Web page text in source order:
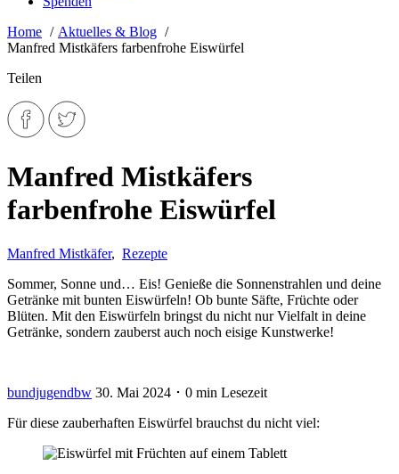
Home
Aktuelles & Blog
Manfred Mistkäfers farbenfrohe Eiswürfel
Teilen
Manfred Mistkäfers
farbenfrohe Eiswürfel
Manfred Mistkäfer, Rezepte
Sommer, Sonne und… Eis! Genieße die Sonnenstrahlen und deine
Getränke mit bunten Eiswürfeln! Ob bunte Säfte, Früchte oder
Blüten. Mit den Eiswürfeln bringst du nicht nur Vielfalt in deine
Getränke, sondern zauberst auch noch eisige Kunstwerke!
bundjugendbw 30. Mai 2024 ･ 0 min Lesezeit
Für diese zauberhaften Eiswürfel brauchst du nicht viel: